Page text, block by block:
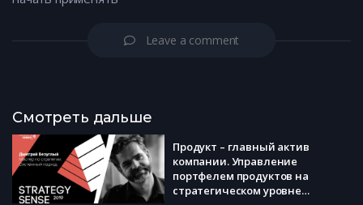
Leave a comment
Смотреть дальше
Продукт – главный актив
компании. Управление
портфелем продуктов на
стратегическом уровне